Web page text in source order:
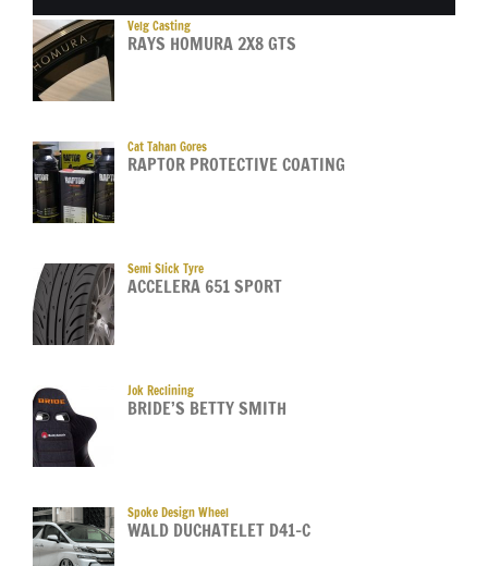
Velg Casting
RAYS HOMURA 2X8 GTS
Cat Tahan Gores
RAPTOR PROTECTIVE COATING
Semi Slick Tyre
ACCELERA 651 SPORT
Jok Reclining
BRIDE’S BETTY SMITH
Spoke Design Wheel
WALD DUCHATELET D41-C